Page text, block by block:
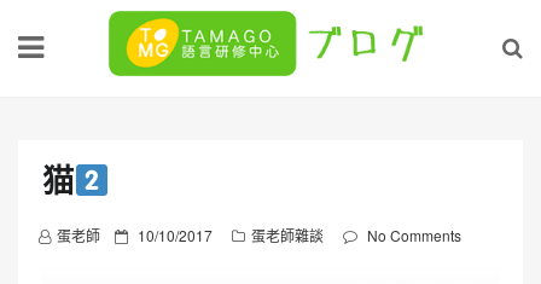
猫
蛋老師
P 10/10/2017 蛋老師雜談 No Comments